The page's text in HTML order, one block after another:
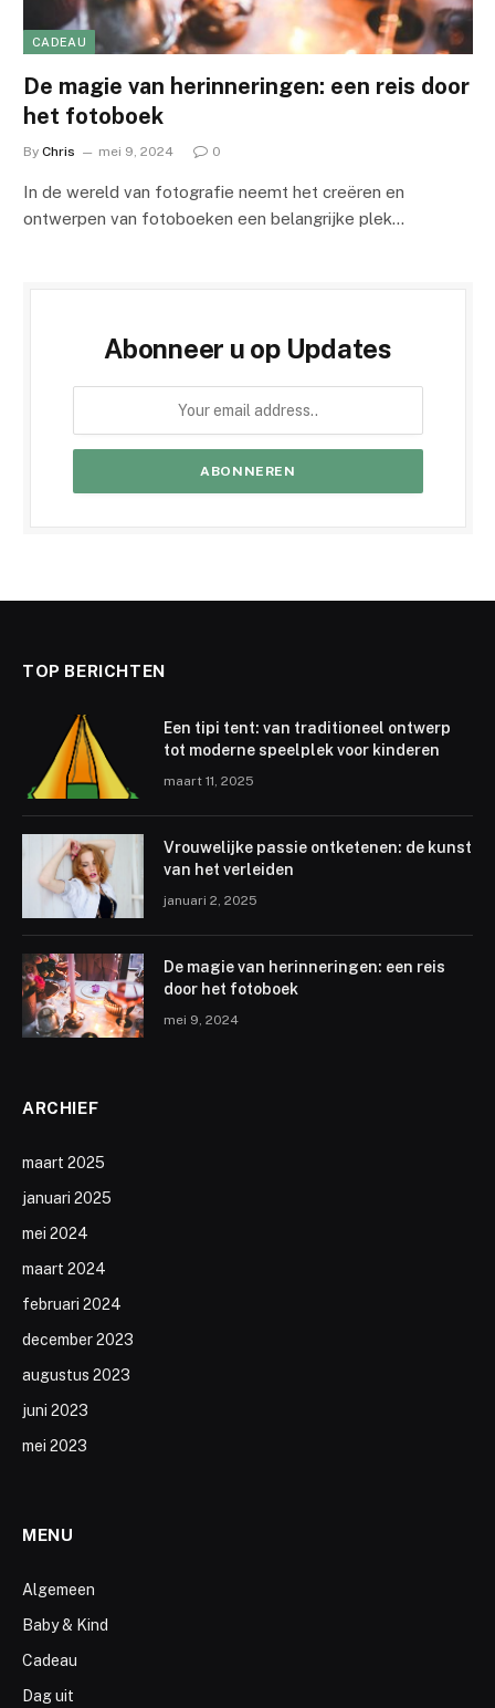
CADEAU
De magie van herinneringen: een reis door
het fotoboek
By Chris mei 9, 2024 0
In de wereld van fotografie neemt het creëren en
ontwerpen van fotoboeken een belangrijke plek…
Abonneer u op Updates
TOP BERICHTEN
Een tipi tent: van traditioneel ontwerp
tot moderne speelplek voor kinderen
maart 11, 2025
Vrouwelijke passie ontketenen: de kunst
van het verleiden
januari 2, 2025
De magie van herinneringen: een reis
door het fotoboek
mei 9, 2024
ARCHIEF
maart 2025
januari 2025
mei 2024
maart 2024
februari 2024
december 2023
augustus 2023
juni 2023
mei 2023
MENU
Algemeen
Baby & Kind
Cadeau
Dag uit